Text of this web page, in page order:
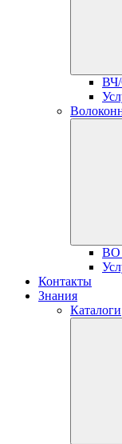
ВЧ/
ВО
Контакты
Знания
Каталоги